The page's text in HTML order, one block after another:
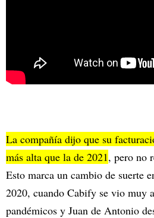
La compañía dijo que su
más alta que la de 2021, pero no
Esto marca un cambio de suerte
2020, cuando Cabify se vio muy
pandémicos y Juan de Antonio